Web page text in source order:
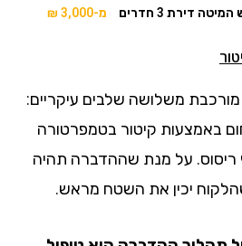
דירת 3 חדרים
מ-3,000 ₪
מורכבת משלושה שלבים עיקריים:
באמצעות קיטור בטמפרטורה
ריסוס. על מנת שההדברה תהיה